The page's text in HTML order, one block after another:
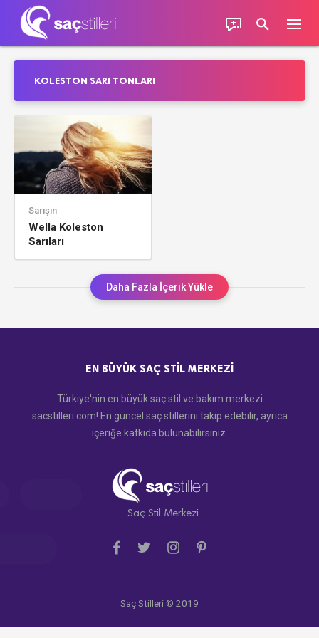
KOLESTON SARI TONLARI
Sarışın
Wella Koleston
Sarıları
Daha Fazla İçerik Yükle
EN BÜYÜK SAÇ STIL MERKEZI
Türkiye'nin en büyük saç stil ve bakım merkezi
sacstilleri.com! En güncel saç stillerini takip edebilir, ayrıca
içeriğe katkıda bulunabilirsiniz.
Saç Stil Merkezi
Saç Stilleri © 2019